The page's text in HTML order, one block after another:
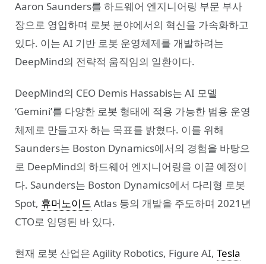
Aaron Saunders를 하드웨어 엔지니어링 부문 부사
장으로 영입하며 로봇 분야에서의 혁신을 가속화하고
있다. 이는 AI 기반 로봇 운영체제를 개발하려는
DeepMind의 전략적 움직임의 일환이다.
DeepMind의 CEO Demis Hassabis는 AI 모델
‘Gemini’를 다양한 로봇 형태에 적용 가능한 범용 운영
체제로 만들고자 하는 목표를 밝혔다. 이를 위해
Saunders는 Boston Dynamics에서의 경험을 바탕으
로 DeepMind의 하드웨어 엔지니어링을 이끌 예정이
다. Saunders는 Boston Dynamics에서 다리형 로봇
Spot, 휴머노이드 Atlas 등의 개발을 주도하며 2021년
CTO로 임명된 바 있다.
현재 로봇 산업은 Agility Robotics, Figure AI, Tesla